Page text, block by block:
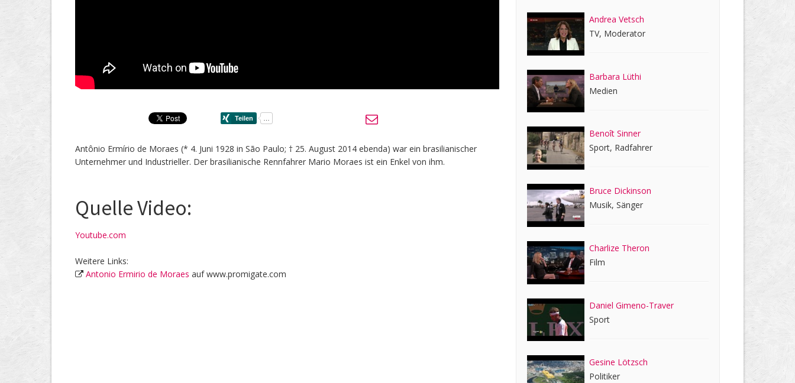
Antônio Ermírio de Moraes (* 4. Juni 1928 in São Paulo; † 25. August 2014 ebenda) war ein brasilianischer
Unternehmer und Industrieller. Der brasilianische Rennfahrer Mario Moraes ist ein Enkel von ihm.
Quelle Video:
Youtube.com
Weitere Links:
Antonio Ermirio de Moraes auf www.promigate.com
Andrea Vetsch
TV, Moderator
Barbara Lüthi
Medien
Benoît Sinner
Sport, Radfahrer
Bruce Dickinson
Musik, Sänger
Charlize Theron
Film
Daniel Gimeno-Traver
Sport
Gesine Lötzsch
Politiker